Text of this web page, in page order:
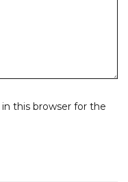
this browser for the